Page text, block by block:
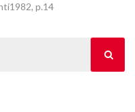
p.14